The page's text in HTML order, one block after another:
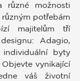
různé možnosti
potřebám
majitelům tří
Adagio,
byty
vynikající
váš životní